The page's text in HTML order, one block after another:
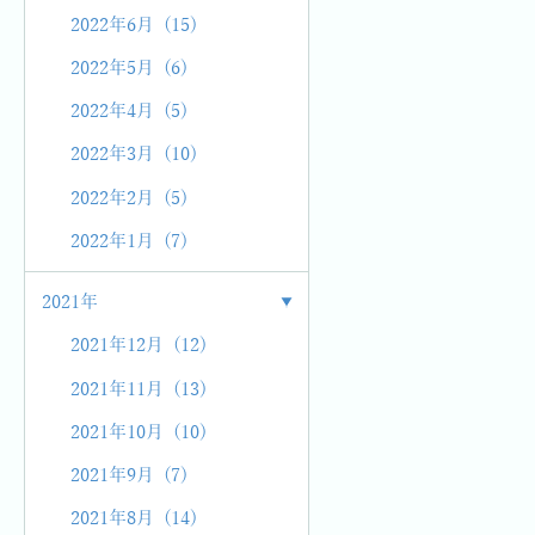
2022年6月 (15)
2022年5月 (6)
2022年4月 (5)
2022年3月 (10)
2022年2月 (5)
2022年1月 (7)
2021年
2021年12月 (12)
2021年11月 (13)
2021年10月 (10)
2021年9月 (7)
2021年8月 (14)